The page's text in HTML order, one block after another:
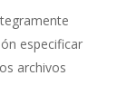
especificar
archivos